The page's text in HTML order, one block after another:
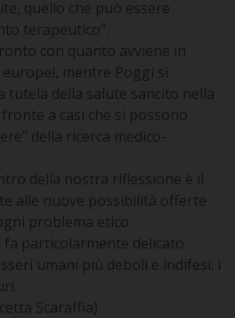
quello che può essere
terapeutico”.
con quanto avviene in
mentre Poggi si
della salute sancito nella
a casi che si possono
della ricerca medico-
della nostra riflessione è il
alle nuove possibilità offerte
problema etico
fa particolarmente delicato
umani più deboli e indifesi: i
Scaraffia)